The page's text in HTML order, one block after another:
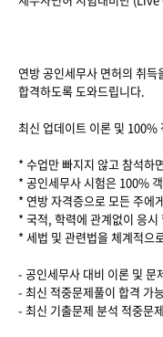
연방 공인세무사 면허의 취득
합격하도록 도와드립니다.
최신 업데이트 이론 및 100%
* 수업만 빠지지 않고 참석하
* 공인세무사 시험은 100%
* 연방 자격증으로 모든 주에
* 국적, 학력에 관계없이 응시
* 세법 및 관련법을 체계적으
- 공인세무사 대비 이론 및 문
- 최신 적중문제풀이 합격 가
- 최신 기출문제 분석 적중문